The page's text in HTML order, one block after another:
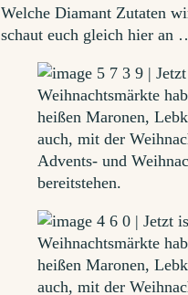
Welche Diamant Zutaten
schaut euch gleich hier an